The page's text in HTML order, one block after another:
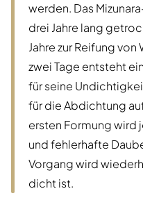
werden. Das
drei Jahre lang
Jahre zur Reifung
zwei Tage entsteht
für seine
für die Abdichtung
ersten Formung wird
und fehlerhafte
Vorgang wird
dicht ist.